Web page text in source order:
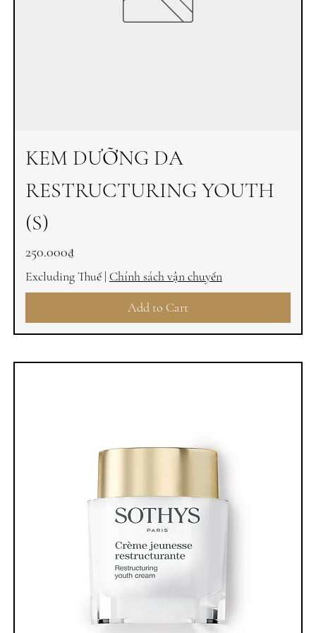
KEM DƯỠNG DA
RESTRUCTURING YOUTH
(S)
Price
250.000₫
Excluding Thuế| Chính sách vận chuyển
Add to Cart